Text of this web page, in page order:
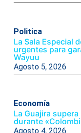
Politica
La Sala Especial
urgentes para
Wayuu
Agosto 5, 2026
Economía
La Guajira
durante
Agosto 4, 2026